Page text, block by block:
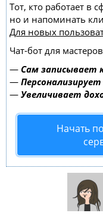
Тот, кто работает в
но и напоминать
Для новых
Чат-бот для
— Сам записывает
—
— Увеличивает
Начать